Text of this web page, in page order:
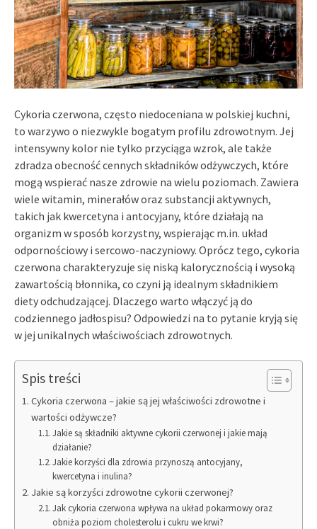
Cykoria czerwona, często niedoceniana w polskiej kuchni,
to warzywo o niezwykle bogatym profilu zdrowotnym. Jej
intensywny kolor nie tylko przyciąga wzrok, ale także
zdradza obecność cennych składników odżywczych, które
mogą wspierać nasze zdrowie na wielu poziomach. Zawiera
wiele witamin, minerałów oraz substancji aktywnych,
takich jak kwercetyna i antocyjany, które działają na
organizm w sposób korzystny, wspierając m.in. układ
odpornościowy i sercowo-naczyniowy. Oprócz tego, cykoria
czerwona charakteryzuje się niską kalorycznością i wysoką
zawartością błonnika, co czyni ją idealnym składnikiem
diety odchudzającej. Dlaczego warto włączyć ją do
codziennego jadłospisu? Odpowiedzi na to pytanie kryją się
w jej unikalnych właściwościach zdrowotnych.
Spis treści
Cykoria czerwona – jakie są jej właściwości zdrowotne i
wartości odżywcze?
Jakie są składniki aktywne cykorii czerwonej i jakie mają
działanie?
Jakie korzyści dla zdrowia przynoszą antocyjany,
kwercetyna i inulina?
Jakie są korzyści zdrowotne cykorii czerwonej?
Jak cykoria czerwona wpływa na układ pokarmowy oraz
obniża poziom cholesterolu i cukru we krwi?